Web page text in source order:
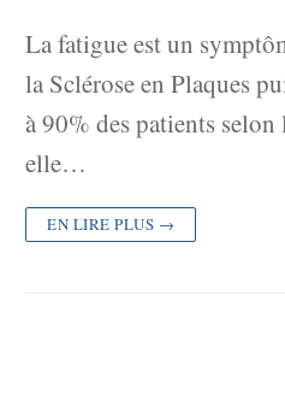
La fatigue est un
la Sclérose en Plaques
à 90% des patients selon
elle…
EN LIRE PLUS →